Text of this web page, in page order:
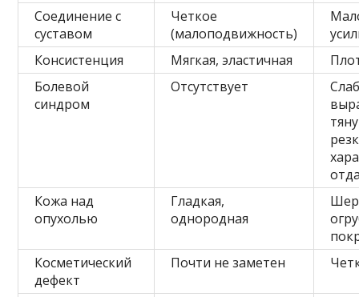
Соединение с
суставом
Четкое
(малоподвижность)
Консистенция
Мягкая, эластичная
Болевой
синдром
Отсутствует
Кожа над
опухолью
Гладкая,
однородная
Косметический
дефект
Почти не заметен